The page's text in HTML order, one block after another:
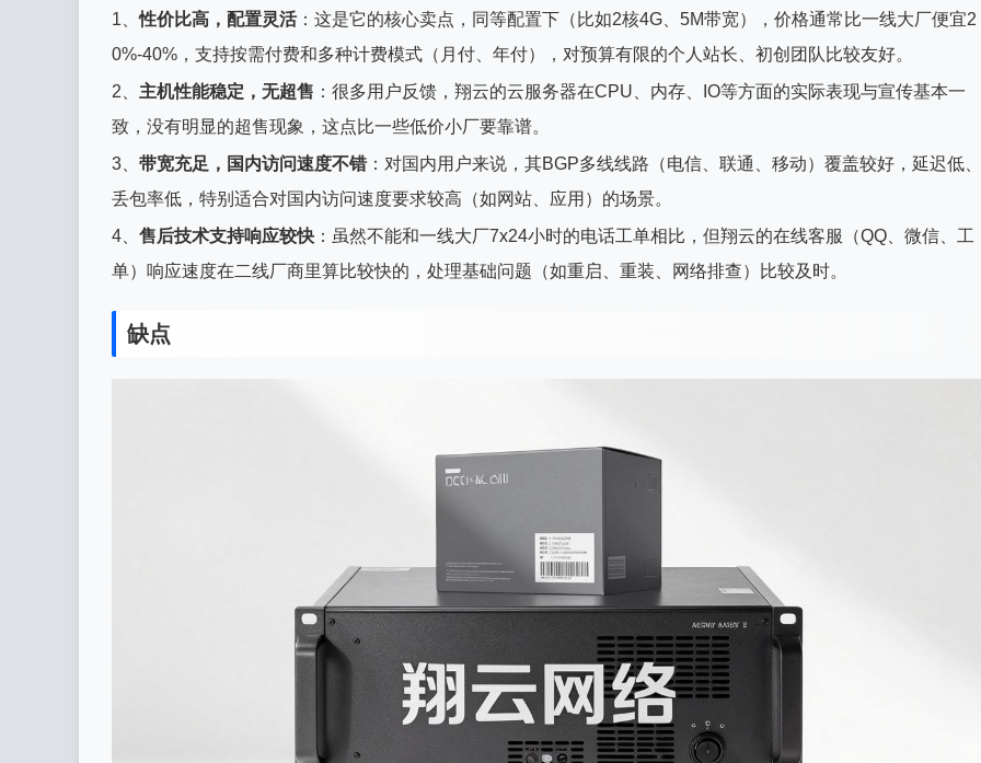
1、性价比高，配置灵活：这是它的核心卖点，同等配置下（比如2核4G、5M带宽），价格通常比一线大厂便宜2
0%-40%，支持按需付费和多种计费模式（月付、年付），对预算有限的个人站长、初创团队比较友好。
2、 主机性能稳定，无超售 ：很多用户反馈，翔云的云服务器在CPU、内存、IO等方面的实际表现与宣传基本一
致，没有明显的超售现象，这点比一些低价小厂要靠谱。
3、 带宽充足，国内访问速度不错 ：对国内用户来说，其BGP多线线路（电信、联通、移动）覆盖较好，延迟低、
丢包率低，特别适合对国内访问速度要求较高（如网站、应用）的场景。
4、 售后技术支持响应较快 ：虽然不能和一线大厂7x24小时的电话工单相比，但翔云的在线客服（QQ、微信、工
单）响应速度在二线厂商里算比较快的，处理基础问题（如重启、重装、网络排查）比较及时。
缺点